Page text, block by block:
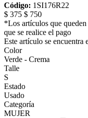
Código: 1SI176R22
$ 375 $ 750
*Los artículos que queden
que se realice el pago
Este artículo se encuentra
Color
Verde - Crema
Talle
S
Estado
Usado
Categoría
MUJER